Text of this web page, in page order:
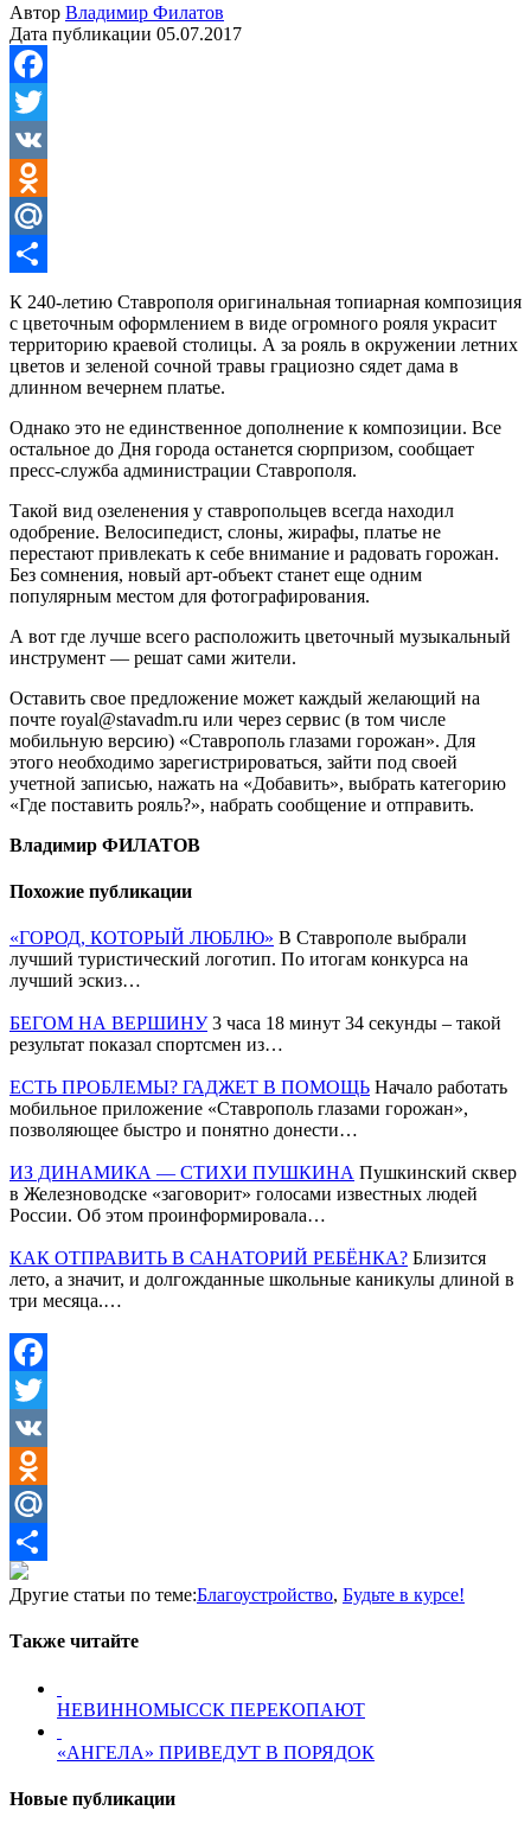
Автор Владимир Филатов
Дата публикации 05.07.2017
Facebook
Twitter
VK
Odnoklassniki
Mail.Ru
Отправить
К 240-летию Ставрополя оригинальная топиарная композиция
с цветочным оформлением в виде огромного рояля украсит
территорию краевой столицы. А за рояль в окружении летних
цветов и зеленой сочной травы грациозно сядет дама в
длинном вечернем платье.
Однако это не единственное дополнение к композиции. Все
остальное до Дня города останется сюрпризом, сообщает
пресс-служба администрации Ставрополя.
Такой вид озеленения у ставропольцев всегда находил
одобрение. Велосипедист, слоны, жирафы, платье не
перестают привлекать к себе внимание и радовать горожан.
Без сомнения, новый арт-объект станет еще одним
популярным местом для фотографирования.
А вот где лучше всего расположить цветочный музыкальный
инструмент — решат сами жители.
Оставить свое предложение может каждый желающий на
почте royal@stavadm.ru или через сервис (в том числе
мобильную версию) «Ставрополь глазами горожан». Для
этого необходимо зарегистрироваться, зайти под своей
учетной записью, нажать на «Добавить», выбрать категорию
«Где поставить рояль?», набрать сообщение и отправить.
Владимир ФИЛАТОВ
Похожие публикации
«ГОРОД, КОТОРЫЙ ЛЮБЛЮ» В Ставрополе выбрали
лучший туристический логотип. По итогам конкурса на
лучший эскиз…
БЕГОМ НА ВЕРШИНУ 3 часа 18 минут 34 секунды – такой
результат показал спортсмен из…
ЕСТЬ ПРОБЛЕМЫ? ГАДЖЕТ В ПОМОЩЬ Начало работать
мобильное приложение «Ставрополь глазами горожан»,
позволяющее быстро и понятно донести…
ИЗ ДИНАМИКА — СТИХИ ПУШКИНА Пушкинский сквер
в Железноводске «заговорит» голосами известных людей
России. Об этом проинформировала…
КАК ОТПРАВИТЬ В САНАТОРИЙ РЕБЁНКА? Близится
лето, а значит, и долгожданные школьные каникулы длиной в
три месяца.…
Facebook
Twitter
VK
Odnoklassniki
Mail.Ru
Отправить
Другие статьи по теме:Благоустройство, Будьте в курсе!
Также читайте
НЕВИННОМЫССК ПЕРЕКОПАЮТ
«АНГЕЛА» ПРИВЕДУТ В ПОРЯДОК
Новые публикации